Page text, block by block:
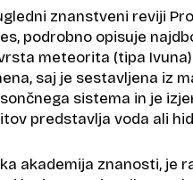
znanstveni reviji
podrobno opisuje
meteorita (tipa
saj je sestavljena iz
sistema in je
predstavlja voda ali
akademija znanosti, je